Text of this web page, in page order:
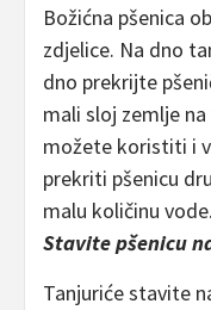
Božićna pšenica
zdjelice. Na dno
dno prekrijte
mali sloj zemlje
možete koristiti i
prekriti pšenicu
malu količinu vode.
Stavite pšenicu
Tanjuriće stavite